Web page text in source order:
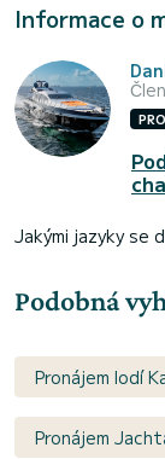
Informace o
PRO
Jakými jazyky se
Podobná
Pronájem lodí
Pronájem